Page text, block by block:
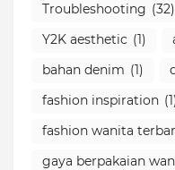
Troubleshooting (32)
Y2K aesthetic (1)
bahan denim (1)
fashion inspiration
fashion wanita
gaya berpakaian